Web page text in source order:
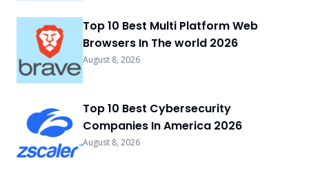
Top 10 Best Multi Platform Web
Browsers In The world 2026
August 8, 2026
Top 10 Best Cybersecurity
Companies In America 2026
August 8, 2026